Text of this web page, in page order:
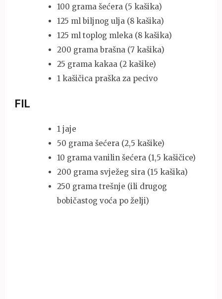
100 grama šećera (5 kašika)
125 ml biljnog ulja (8 kašika)
125 ml toplog mleka (8 kašika)
200 grama brašna (7 kašika)
25 grama kakaa (2 kašike)
1 kašičica praška za pecivo
FIL
1 jaje
50 grama šećera (2,5 kašike)
10 grama vanilin šećera (1,5 kašičice)
200 grama svježeg sira (15 kašika)
250 grama trešnje (ili drugog
bobičastog voća po želji)